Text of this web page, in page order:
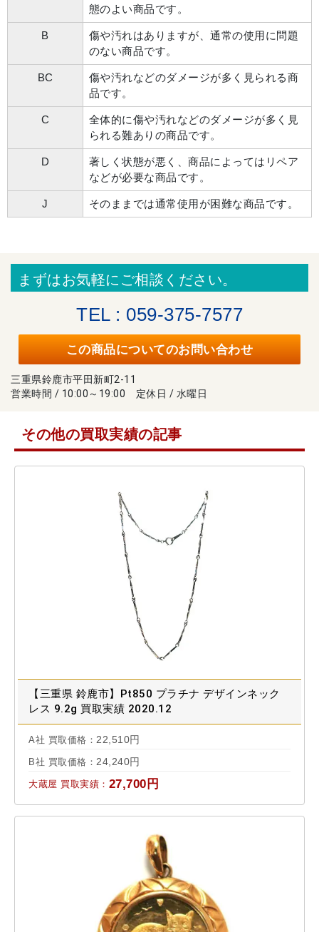
態のよい商品です。
B
傷や汚れはありますが、通常の使用に問題
のない商品です。
BC
傷や汚れなどのダメージが多く見られる商
品です。
C
全体的に傷や汚れなどのダメージが多く見
られる難ありの商品です。
D
著しく状態が悪く、商品によってはリペア
などが必要な商品です。
J そのままでは通常使用が困難な商品です。
まずはお気軽にご相談ください。
TEL : 059-375-7577
この商品についてのお問い合わせ
三重県鈴鹿市平田新町2-11
営業時間 / 10:00～19:00 定休日 / 水曜日
その他の買取実績の記事
【三重県 鈴鹿市】Pt850 プラチナ デザインネック
レス 9.2g 買取実績 2020.12
A社 買取価格： 22,510円
B社 買取価格： 24,240円
大蔵屋 買取実績： 27,700円